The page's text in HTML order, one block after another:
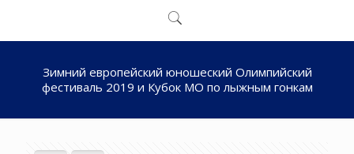
Зимний европейский юношеский Олимпийский
фестиваль 2019 и Кубок МО по лыжным гонкам